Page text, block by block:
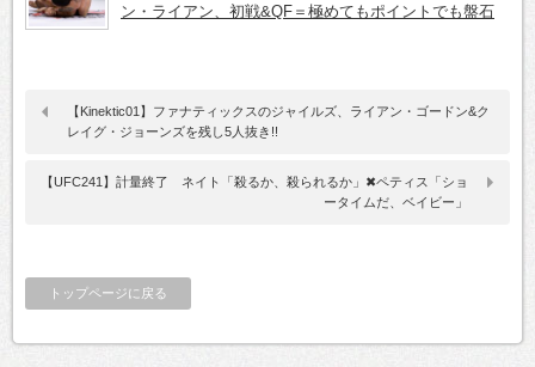
ン・ライアン、初戦&QF＝極めてもポイントでも盤石
【Kinektic01】ファナティックスのジャイルズ、ライアン・ゴードン&ク
レイグ・ジョーンズを残し5人抜き!!
【UFC241】計量終了 ネイト「殺るか、殺られるか」✖ペティス「ショ
ータイムだ、ベイビー」
トップページに戻る